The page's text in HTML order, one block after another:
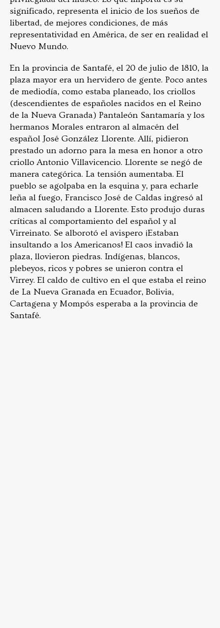
significado, representa el inicio de los sueños de
libertad, de mejores condiciones, de más
representatividad en América, de ser en realidad el
Nuevo Mundo.
En la provincia de Santafé, el 20 de julio de 1810, la
plaza mayor era un hervidero de gente. Poco antes
de mediodía, como estaba planeado, los criollos
(descendientes de españoles nacidos en el Reino
de la Nueva Granada) Pantaleón Santamaría y los
hermanos Morales entraron al almacén del
español José González Llorente. Allí, pidieron
prestado un adorno para la mesa en honor a otro
criollo Antonio Villavicencio. Llorente se negó de
manera categórica. La tensión aumentaba. El
pueblo se agolpaba en la esquina y, para echarle
leña al fuego, Francisco José de Caldas ingresó al
almacen saludando a Llorente. Esto produjo duras
críticas al comportamiento del español y al
Virreinato. Se alborotó el avispero ¡Estaban
insultando a los Americanos! El caos invadió la
plaza, llovieron piedras. Indígenas, blancos,
plebeyos, ricos y pobres se unieron contra el
Virrey. El caldo de cultivo en el que estaba el reino
de La Nueva Granada en Ecuador, Bolivia,
Cartagena y Mompós esperaba a la provincia de
Santafé.